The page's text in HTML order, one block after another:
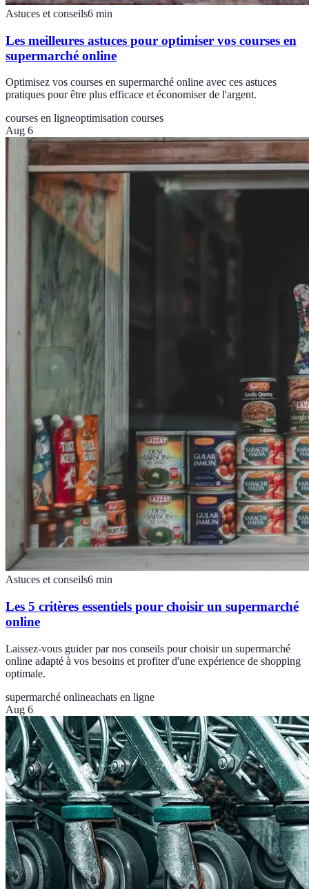
Astuces et conseils6 min
Les meilleures astuces pour optimiser vos courses en
supermarché online
Optimisez vos courses en supermarché online avec ces astuces
pratiques pour être plus efficace et économiser de l'argent.
courses en ligneoptimisation courses
Aug 6
Astuces et conseils6 min
Les 5 critères essentiels pour choisir un supermarché
online
Laissez-vous guider par nos conseils pour choisir un supermarché
online adapté à vos besoins et profiter d'une expérience de shopping
optimale.
supermarché onlineachats en ligne
Aug 6